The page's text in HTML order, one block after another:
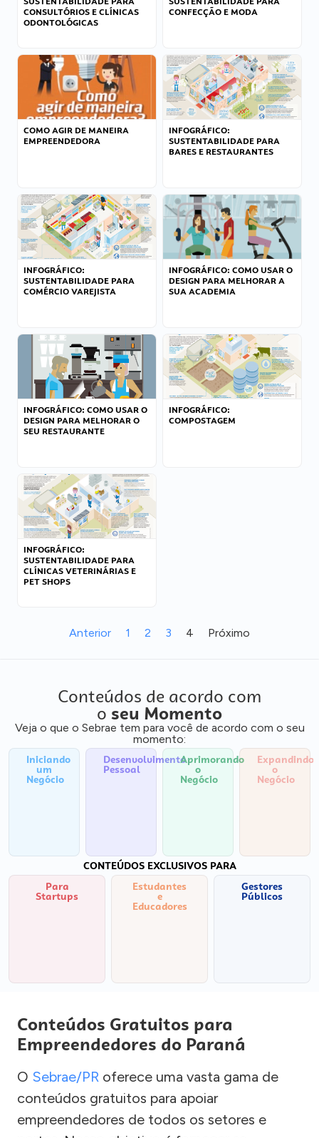
CONSULTÓRIOS E CLÍNICAS
ODONTOLÓGICAS
CONFECÇÃO E MODA
COMO AGIR DE MANEIRA
EMPREENDEDORA
INFOGRÁFICO:
SUSTENTABILIDADE PARA
BARES E RESTAURANTES
INFOGRÁFICO:
SUSTENTABILIDADE PARA
COMÉRCIO VAREJISTA
INFOGRÁFICO: COMO USAR O
DESIGN PARA MELHORAR A
SUA ACADEMIA
INFOGRÁFICO: COMO USAR O
DESIGN PARA MELHORAR O
SEU RESTAURANTE
INFOGRÁFICO:
COMPOSTAGEM
INFOGRÁFICO:
SUSTENTABILIDADE PARA
CLÍNICAS VETERINÁRIAS E
PET SHOPS
Anterior 1 2 3 4 Próximo
Conteúdos de acordo com
o seu Momento
Veja o que o Sebrae tem para você de acordo com o seu
momento:
Iniciando
um
Negócio
Desenvolvimento
Pessoal
Aprimorando
o
Negócio
Expandindo
o
Negócio
CONTEÚDOS EXCLUSIVOS PARA
Para
Startups
Estudantes
e
Educadores
Gestores
Públicos
Conteúdos Gratuitos para
Empreendedores do Paraná
O Sebrae/PR oferece uma vasta gama de
conteúdos gratuitos para apoiar
empreendedores de todos os setores e